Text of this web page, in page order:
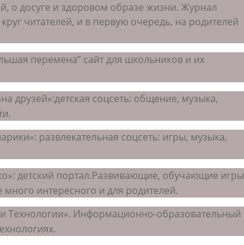
о досуге и здоровом образе жизни. Журнал
читателей, и в первую очередь, на родителей
перемена” сайт для школьников и их
друзей»:детская соцсеть: общение, музыка,
развлекательная соцсеть: игры, музыка,
детский портал.Развивающие, обучающие игры
интересного и для родителей.
Технологии». Информационно-образовательный